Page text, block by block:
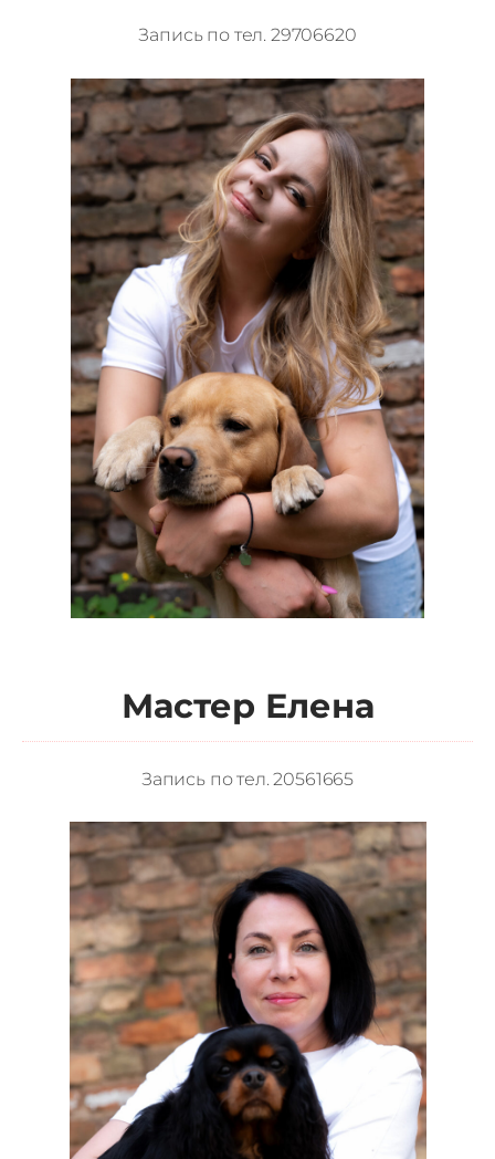
Запись по тел. 29706620
Мастер Елена
Запись по тел. 20561665